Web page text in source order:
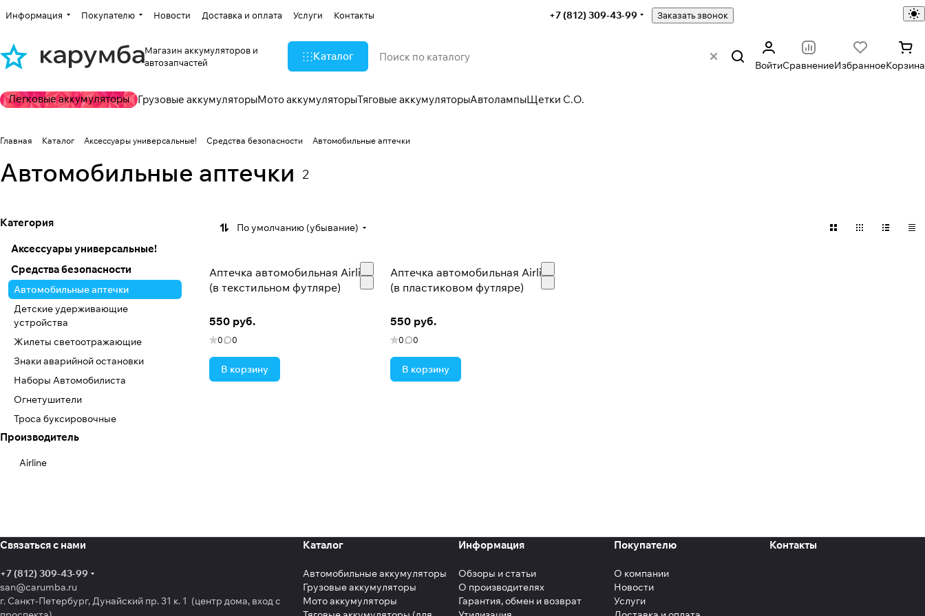
Информация Покупателю Новости Доставка и оплата Услуги Контакты +7 (812) 309-43-99 Заказать звонок
Магазин аккумуляторов и
автозапчастей
Каталог
ВойтиСравнениеИзбранноеКорзина
Легковые аккумуляторы Грузовые аккумуляторыМото аккумуляторыТяговые аккумуляторыАвтолампыЩетки С.О.
Главная Каталог Аксессуары универсальные! Средства безопасности Автомобильные аптечки
Автомобильные аптечки 2
По умолчанию (убывание)
Аптечка автомобильная Airline
(в текстильном футляре)
550 руб.
0 0
В корзину
Аптечка автомобильная Airline
(в пластиковом футляре)
550 руб.
0 0
В корзину
Категория
Аксессуары универсальные!
Средства безопасности
Автомобильные аптечки
Детские удерживающие
устройства
Жилеты светоотражающие
Знаки аварийной остановки
Наборы Автомобилиста
Огнетушители
Троса буксировочные
Производитель
Airline
Связаться с нами
+7 (812) 309-43-99
san@carumba.ru
г. Санкт-Петербург, Дунайский пр. 31 к. 1 (центр дома, вход с
Каталог
Автомобильные аккумуляторы
Грузовые аккумуляторы
Мото аккумуляторы
Информация
Обзоры и статьи
О производителях
Гарантия, обмен и возврат
Покупателю
О компании
Новости
Услуги
Контакты